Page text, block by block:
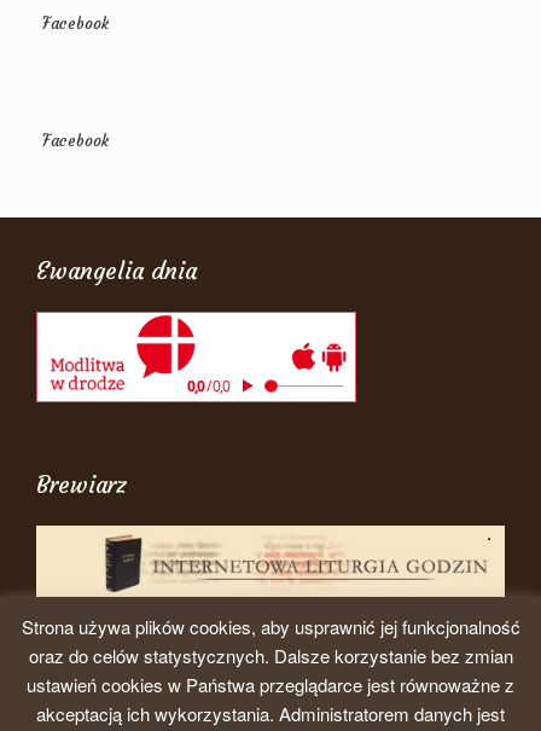
Facebook
Facebook
Ewangelia dnia
Brewiarz
Strona używa plików cookies, aby usprawnić jej funkcjonalność
oraz do celów statystycznych. Dalsze korzystanie bez zmian
ustawień cookies w Państwa przeglądarce jest równoważne z
akceptacją ich wykorzystania. Administratorem danych jest